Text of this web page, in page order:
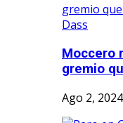
Moccero
gremio
Ago 2, 2024